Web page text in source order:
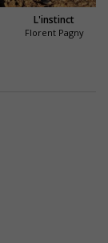
L'instinct
Florent Pagny